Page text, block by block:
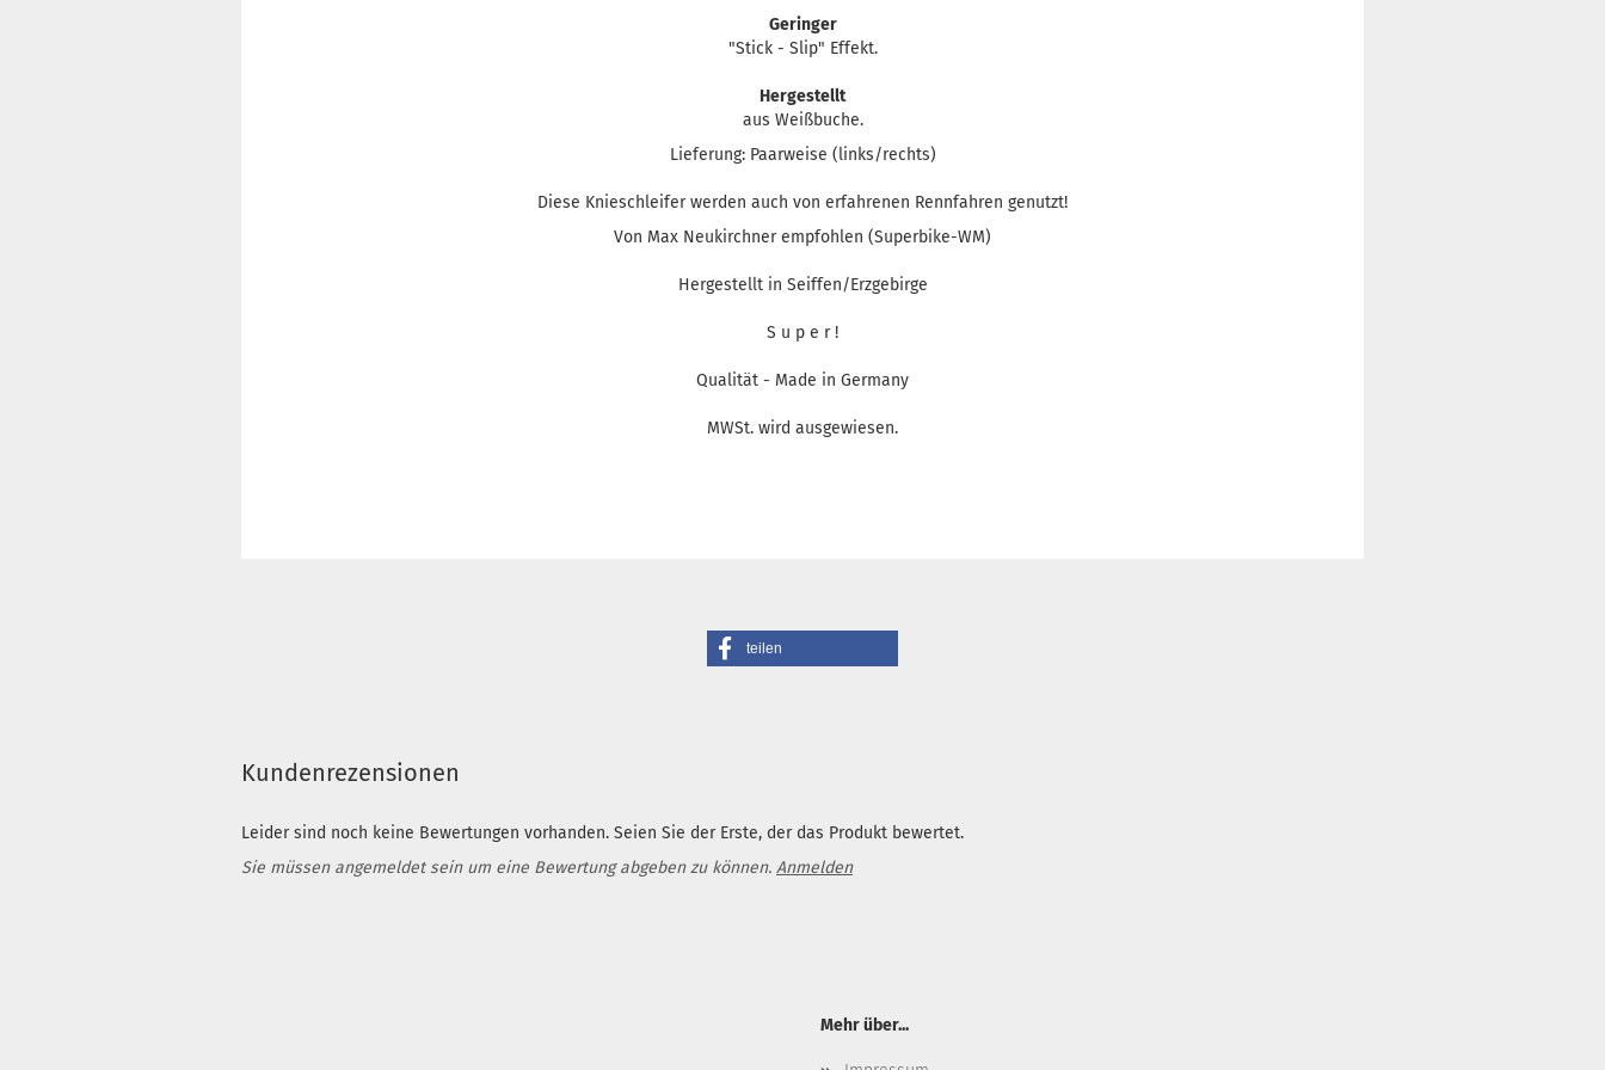
Geringer
"Stick - Slip" Effekt.
Hergestellt
aus Weißbuche.
Lieferung: Paarweise (links/rechts)
Diese Knieschleifer werden auch von erfahrenen Rennfahren genutzt!
Von Max Neukirchner empfohlen (Superbike-WM)
Hergestellt in Seiffen/Erzgebirge
S u p e r !
Qualität - Made in Germany
MWSt. wird ausgewiesen.
teilen
Kundenrezensionen
Leider sind noch keine Bewertungen vorhanden. Seien Sie der Erste, der das Produkt bewertet.
Sie müssen angemeldet sein um eine Bewertung abgeben zu können. Anmelden
Mehr über...